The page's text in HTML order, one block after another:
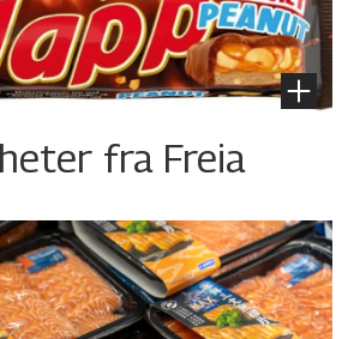
fra Freia